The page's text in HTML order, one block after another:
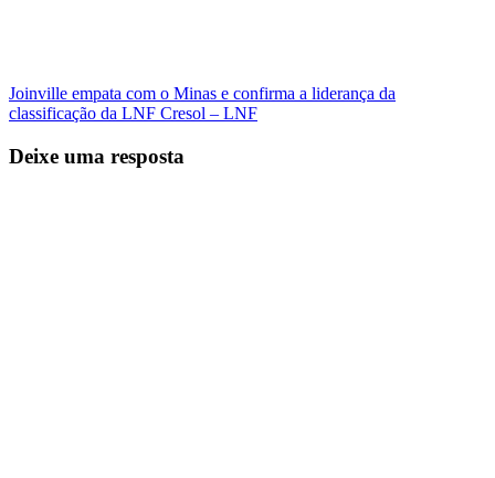
Joinville empata com o Minas e confirma a liderança da
classificação da LNF Cresol – LNF
Deixe uma resposta